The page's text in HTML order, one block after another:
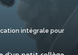
intégrale pour